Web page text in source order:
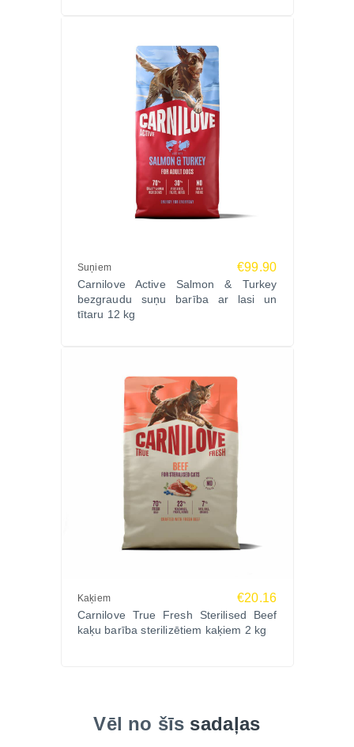
Ko saka saimnieki?
Suņu saimnieki novērtē Carnilove Crunchy Snack
gardumus par labo sastāvu, kraukšķīgo tekstūru un
augsto garšas pievilcību arī izvēlīgākiem suņiem.
Biežāk uzdotie jautājumi (FAQ)
Jā, gardumi piemēroti ikdienas apbalvošanai un
motivācijai.
Vai gardumi satur graudaugus?
Kādas priekšrocības sniedz strausa gaļa?
Strausa gaļa ir viegli sagremojams un augstvērtīgs
olbaltumvielu avots ar labu uzturvērtību.
Vai gardumi piemēroti treniņiem?
Jā, kraukšķīgie gardumi ir piemēroti apbalvošanai
un pozitīvai motivācijai.
Zoopasaule.lv internetveikalā pieejami kvalitatīvi
funkcionālām sastāvdaļām un dažādām garšām
ikdienas palutināšanai.
un labsajūtai.
Suņiem €99.90
Carnilove Active Salmon & Turkey
bezgraudu suņu barība ar lasi un
tītaru 12 kg
Kaķiem €20.16
Carnilove True Fresh Sterilised Beef
kaķu barība sterilizētiem kaķiem 2 kg
Vēl no šīs sadaļas